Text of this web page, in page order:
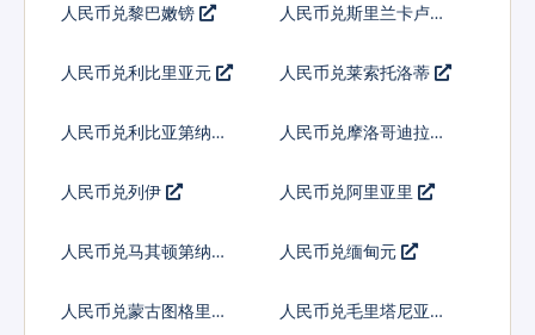
人民币兑黎巴嫩镑 人民币兑斯里兰卡卢比
人民币兑利比里亚元 人民币兑莱索托洛蒂
人民币兑利比亚第纳尔 人民币兑摩洛哥迪拉姆
人民币兑列伊 人民币兑阿里亚里
人民币兑马其顿第纳尔 人民币兑缅甸元
人民币兑蒙古图格里克
人民币兑毛里塔尼亚乌